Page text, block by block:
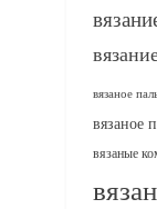
вязаное
вязаное
вязаные